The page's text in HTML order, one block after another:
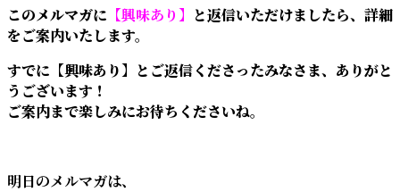
このメルマガに 【興味あり】 と返信いただけましたら、詳細
をご案内いたします。
すでに【興味あり】とご返信くださったみなさま、ありがと
うございます！
ご案内まで楽しみにお待ちくださいね。
明日のメルマガは、